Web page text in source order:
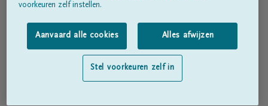
Gebruiksvoorwaarden
Privacyverklaring
Toegankelijkheidsverklaring
voorkeuren zelf instellen.
Aanvaard alle cookies Alles afwijzen
Stel voorkeuren zelf in